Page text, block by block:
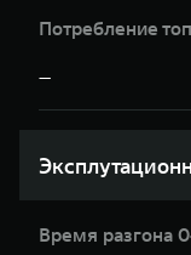
Потребление
—
Время разгона